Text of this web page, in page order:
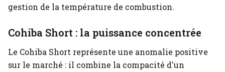
gestion de la température de combustion.
Cohiba Short : la puissance concentrée
Le Cohiba Short représente une anomalie positive
sur le marché : il combine la compacité d'un